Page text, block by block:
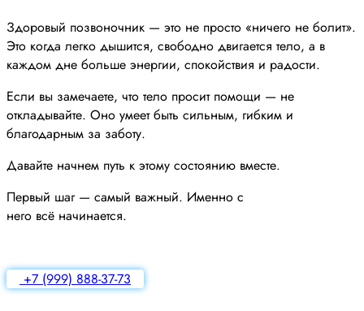
Здоровый позвоночник — это не просто «ничего не болит».
Это когда легко дышится, свободно двигается тело, а в
каждом дне больше энергии, спокойствия и радости.
Если вы замечаете, что тело просит помощи — не
откладывайте. Оно умеет быть сильным, гибким и
благодарным за заботу.
Давайте начнем путь к этому состоянию вместе.
Первый шаг — самый важный. Именно с
него всё начинается.
+7 (999) 888-37-73